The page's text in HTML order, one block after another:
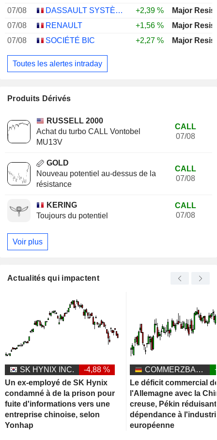
07/08
DASSAULT SYSTÈMES SE +2,39 %
Major
07/08
RENAULT +1,56 %
Major
07/08
SOCIÉTÉ BIC +2,27 % Major
Toutes les alertes intraday
Produits Dérivés
RUSSELL 2000
Achat du turbo CALL Vontobel
MU13V
CALL
07/08
GOLD
Nouveau potentiel au-dessus de la
résistance
CALL
07/08
KERING
Toujours du potentiel
CALL
07/08
Voir plus
Actualités qui impactent
SK HYNIX INC.
-4,88 %
Un ex-employé de SK Hynix
condamné à de la prison pour
fuite d'informations vers une
entreprise chinoise, selon
Yonhap
COMMERZBANK AG
Le déficit commercial
l'Allemagne avec la
creuse, Pékin
dépendance à
européenne